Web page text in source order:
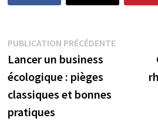
Navigation
de
l’article
PUBLICATION PRÉCÉDENTE
Lancer un business
écologique : pièges
classiques et bonnes
pratiques